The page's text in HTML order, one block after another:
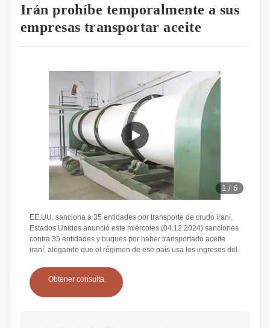
Irán prohíbe temporalmente a sus
empresas transportar aceite
1 /6
EE.UU. sanciona a 35 entidades por transporte de crudo iraní.
Estados Unidos anunció este miércoles (04.12.2024) sanciones
contra 35 entidades y buques por haber transportado aceite
iraní, alegando que el régimen de ese país usa los ingresos del
Obtener consulta